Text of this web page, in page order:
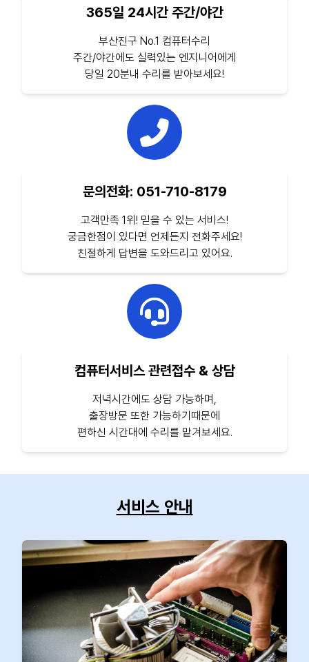
365일 24시간 주간/야간
부산진구 No.1 컴퓨터수리
주간/야간에도 실력있는 엔지니어에게
당일 20분내 수리를 받아보세요!
문의전화: 051-710-8179
고객만족 1위! 믿을 수 있는 서비스!
궁금한점이 있다면 언제든지 전화주세요!
친절하게 답변을 도와드리고 있어요.
컴퓨터서비스 관련접수 & 상담
저녁시간에도 상담 가능하며,
출장방문 또한 가능하기때문에
편하신 시간대에 수리를 맡겨보세요.
서비스 안내